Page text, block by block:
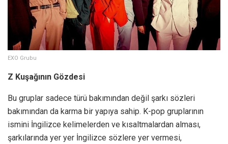
EXO Grubu
Z Kuşağının Gözdesi
Bu gruplar sadece türü bakımından değil şarkı sözleri
bakımından da karma bir yapıya sahip. K-pop gruplarının
ismini İngilizce kelimelerden ve kısaltmalardan alması,
şarkılarında yer yer İngilizce sözlere yer vermesi,